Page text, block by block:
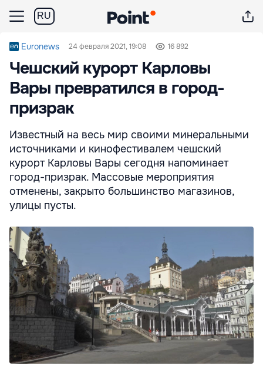
RU
Euronews 24 февраля 2021, 19:08 16 892
Чешский курорт Карловы
Вары превратился в город-
призрак
Известный на весь мир своими минеральными
источниками и кинофестивалем чешский
курорт Карловы Вары сегодня напоминает
город-призрак. Массовые мероприятия
отменены, закрыто большинство магазинов,
улицы пусты.